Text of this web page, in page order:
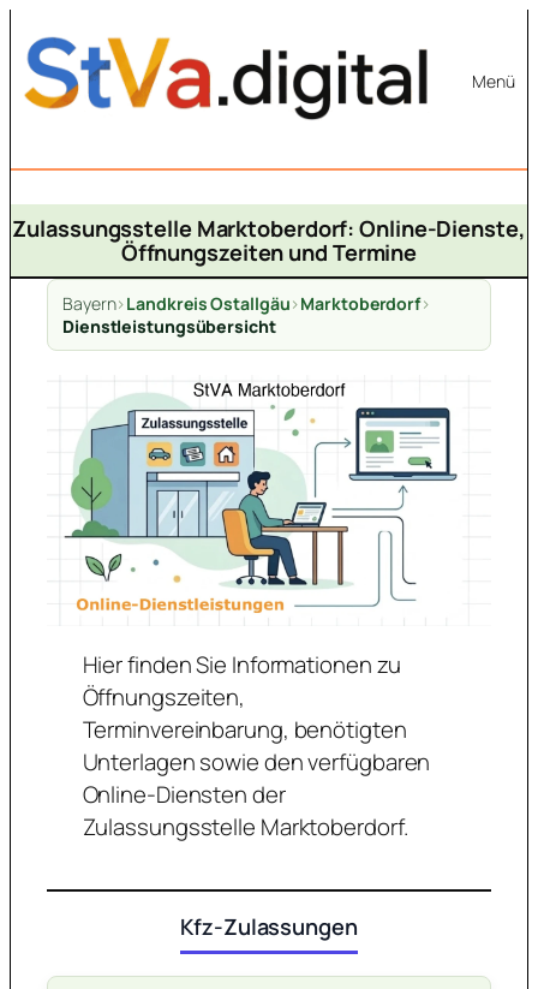
Inhalt
springen
Menü
Zulassungsstelle Marktoberdorf: Online-Dienste,
Öffnungszeiten und Termine
Bayern>Landkreis Ostallgäu>Marktoberdorf>
Dienstleistungsübersicht
Hier finden Sie Informationen zu
Öffnungszeiten,
Terminvereinbarung, benötigten
Unterlagen sowie den verfügbaren
Online-Diensten der
Zulassungsstelle Marktoberdorf.
Kfz-Zulassungen